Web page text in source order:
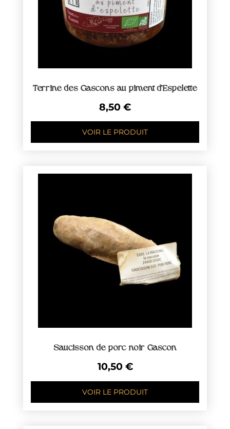
Terrine des Gascons au piment d’Espelette
8,50 €
VOIR LE PRODUIT
Saucisson de porc noir Gascon
10,50 €
VOIR LE PRODUIT